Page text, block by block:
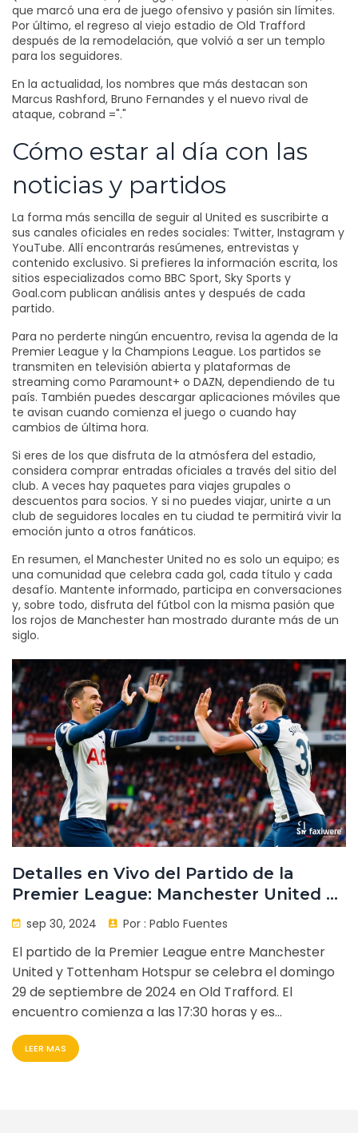
que marcó una era de juego ofensivo y pasión sin límites.
Por último, el regreso al viejo estadio de Old Trafford
después de la remodelación, que volvió a ser un templo
para los seguidores.
En la actualidad, los nombres que más destacan son
Marcus Rashford, Bruno Fernandes y el nuevo rival de
ataque, cobrand ="."
Cómo estar al día con las
noticias y partidos
La forma más sencilla de seguir al United es suscribirte a
sus canales oficiales en redes sociales: Twitter, Instagram y
YouTube. Allí encontrarás resúmenes, entrevistas y
contenido exclusivo. Si prefieres la información escrita, los
sitios especializados como BBC Sport, Sky Sports y
Goal.com publican análisis antes y después de cada
partido.
Para no perderte ningún encuentro, revisa la agenda de la
Premier League y la Champions League. Los partidos se
transmiten en televisión abierta y plataformas de
streaming como Paramount+ o DAZN, dependiendo de tu
país. También puedes descargar aplicaciones móviles que
te avisan cuando comienza el juego o cuando hay
cambios de última hora.
Si eres de los que disfruta de la atmósfera del estadio,
considera comprar entradas oficiales a través del sitio del
club. A veces hay paquetes para viajes grupales o
descuentos para socios. Y si no puedes viajar, unirte a un
club de seguidores locales en tu ciudad te permitirá vivir la
emoción junto a otros fanáticos.
En resumen, el Manchester United no es solo un equipo; es
una comunidad que celebra cada gol, cada título y cada
desafío. Mantente informado, participa en conversaciones
y, sobre todo, disfruta del fútbol con la misma pasión que
los rojos de Manchester han mostrado durante más de un
siglo.
Detalles en Vivo del Partido de la
Premier League: Manchester United vs
Tottenham Hotspur
sep 30, 2024 Por : Pablo Fuentes
El partido de la Premier League entre Manchester
United y Tottenham Hotspur se celebra el domingo
29 de septiembre de 2024 en Old Trafford. El
encuentro comienza a las 17:30 horas y es
transmitido en vivo por DAZN. Manchester United
ocupa el 11º puesto con 7 puntos, mientras que
LEER MAS